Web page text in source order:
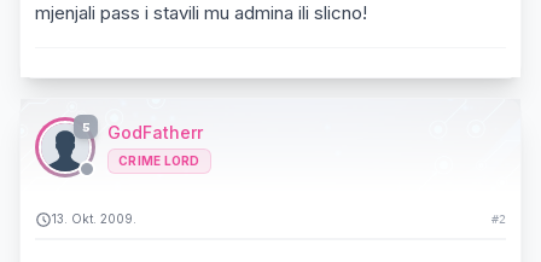
mjenjali pass i stavili mu admina ili slicno!
5 GodFatherr
CRIME LORD
13. Okt. 2009. #2